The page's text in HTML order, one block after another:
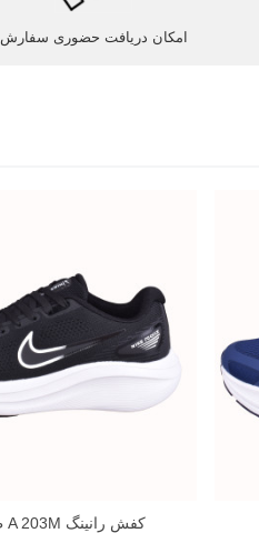
امکان دریافت حضوری سفارش
کفش رانینگ A 203M طرح Nike